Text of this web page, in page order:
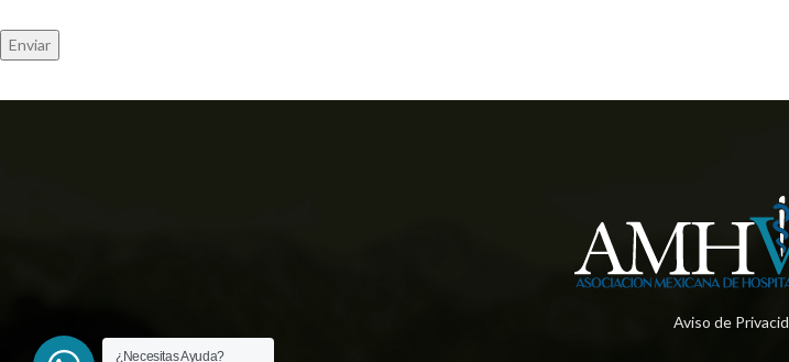
Aviso de
¿Necesitas Ayuda?